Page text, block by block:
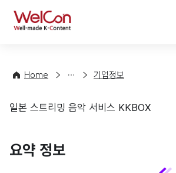
WelCon
Home
컨
팅
해
기
정
기업정보
기업정보
일본 스트리밍 음악 서비스 KKBOX
요약 정보